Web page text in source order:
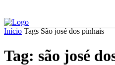
Início Tags São josé dos pinhais
Tag: são josé